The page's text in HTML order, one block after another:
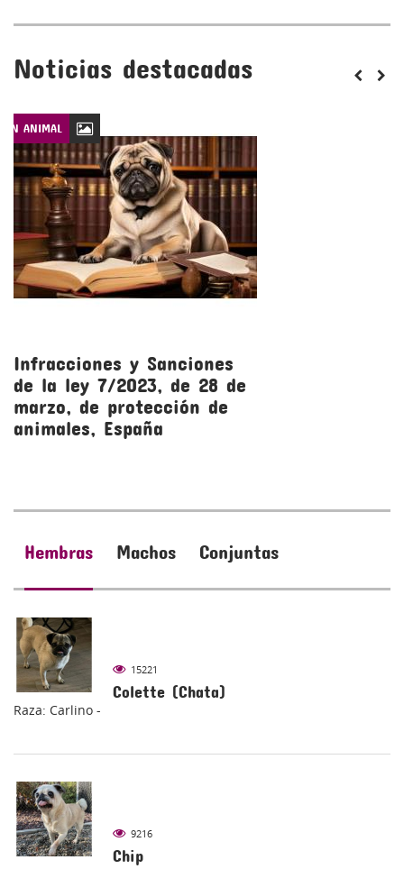
Noticias destacadas
ANIMAL
Infracciones y Sanciones
de la ley 7/2023, de 28 de
marzo, de protección de
animales, España
Hembras Machos Conjuntas
15221
Colette (Chata)
Raza: Carlino -
9216
Chip